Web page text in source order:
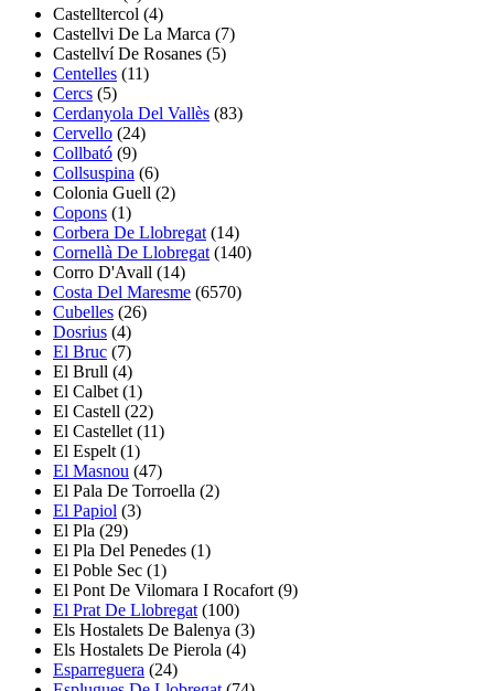
Castelltercol (4)
Castellvi De La Marca (7)
Castellví De Rosanes (5)
Centelles (11)
Cercs (5)
Cerdanyola Del Vallès (83)
Cervello (24)
Collbató (9)
Collsuspina (6)
Colonia Guell (2)
Copons (1)
Corbera De Llobregat (14)
Cornellà De Llobregat (140)
Corro D'Avall (14)
Costa Del Maresme (6570)
Cubelles (26)
Dosrius (4)
El Bruc (7)
El Brull (4)
El Calbet (1)
El Castell (22)
El Castellet (11)
El Espelt (1)
El Masnou (47)
El Pala De Torroella (2)
El Papiol (3)
El Pla (29)
El Pla Del Penedes (1)
El Poble Sec (1)
El Pont De Vilomara I Rocafort (9)
El Prat De Llobregat (100)
Els Hostalets De Balenya (3)
Els Hostalets De Pierola (4)
Esparreguera (24)